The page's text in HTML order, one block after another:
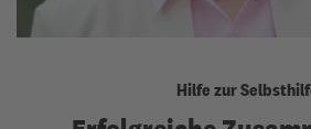
Hilfe zur